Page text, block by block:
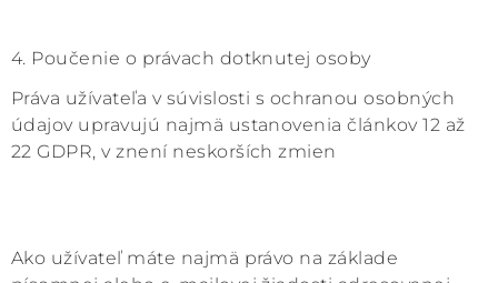
4. Poučenie o právach dotknutej osoby
Práva užívateľa v súvislosti s ochranou osobných
údajov upravujú najmä ustanovenia článkov 12 až
22 GDPR, v znení neskorších zmien
Ako užívateľ máte najmä právo na základe